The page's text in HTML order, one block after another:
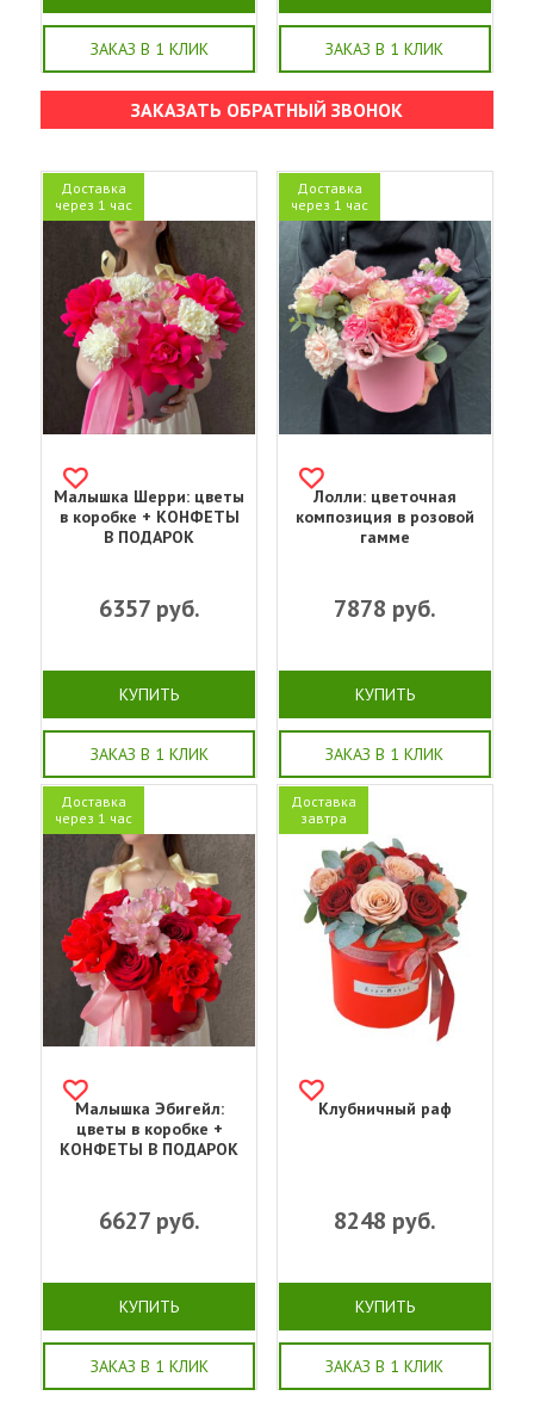
ЗАКАЗ В 1 КЛИК ЗАКАЗ В 1 КЛИК
ЗАКАЗАТЬ ОБРАТНЫЙ ЗВОНОК
Доставка
через 1 час
Малышка Шерри: цветы
в коробке + КОНФЕТЫ
В ПОДАРОК
6357руб.
КУПИТЬ
ЗАКАЗ В 1 КЛИК
Доставка
через 1 час
Лолли: цветочная
композиция в розовой
гамме
7878 руб.
КУПИТЬ
ЗАКАЗ В 1 КЛИК
Доставка
через 1 час
Малышка Эбигейл:
цветы в коробке +
КОНФЕТЫ В ПОДАРОК
6627руб.
КУПИТЬ
ЗАКАЗ В 1 КЛИК
Доставка
завтра
Клубничный раф
8248 руб.
КУПИТЬ
ЗАКАЗ В 1 КЛИК